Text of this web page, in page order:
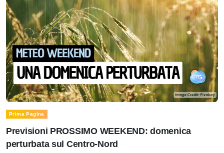
Prima Pagina
Previsioni PROSSIMO WEEKEND: domenica
perturbata sul Centro-Nord